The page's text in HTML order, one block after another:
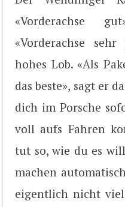
«Vorderachse
«Vorderachse
hohes Lob. «Als
das beste», sagt er
dich im Porsche
voll aufs Fahren
tut so, wie du es
machen
eigentlich nicht